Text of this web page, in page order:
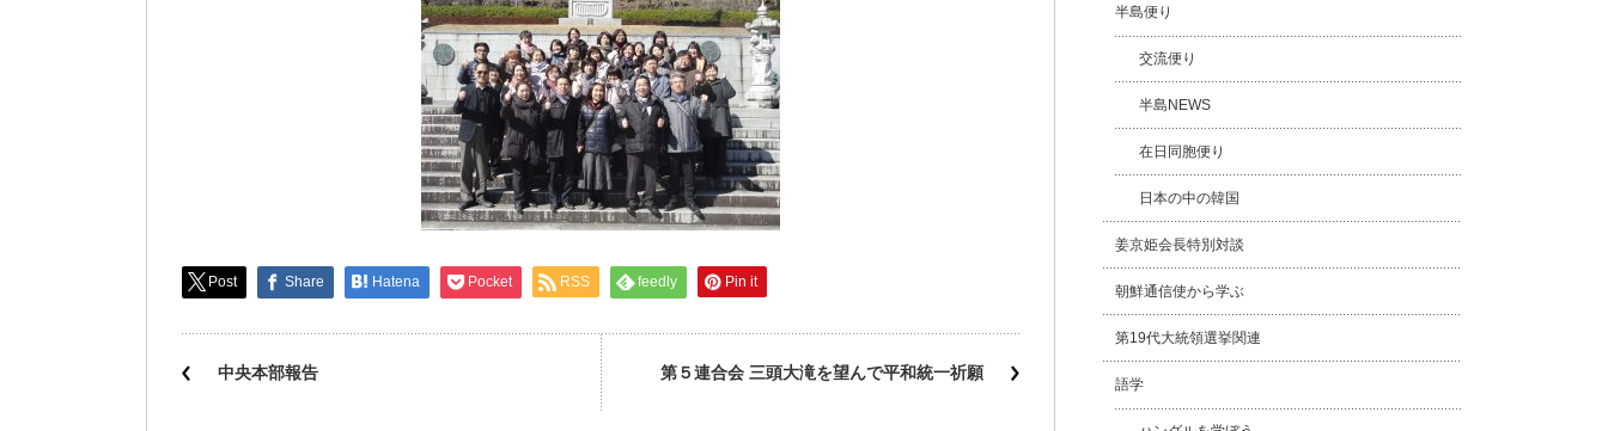
Post Share Hatena Pocket RSS feedly Pin it
中央本部報告 第５連合会 三頭大滝を望んで平和統一祈願
半島便り
交流便り
半島NEWS
在日同胞便り
日本の中の韓国
姜京姫会長特別対談
朝鮮通信使から学ぶ
第19代大統領選挙関連
語学